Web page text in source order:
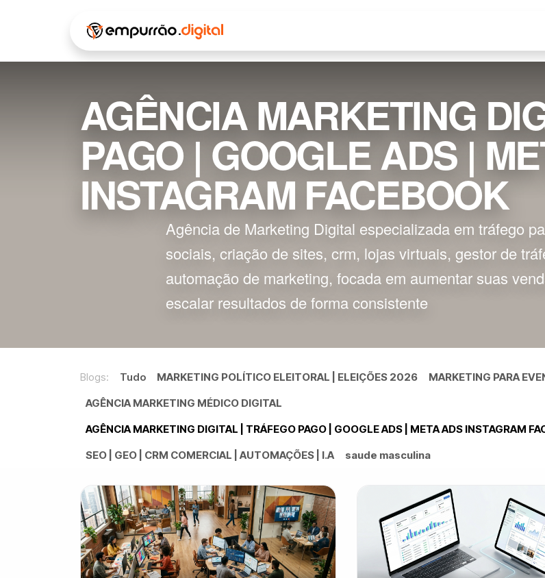
AGÊNCIA MARKETING
PAGO | GOOGLE ADS |
INSTAGRAM FACEBOOK
Agência de Marketing Digital especializada em tráfego
sociais, criação de sites, crm, lojas virtuais, gestor de
automação de marketing, focada em aumentar suas
escalar resultados de forma consistente
Blogs: Tudo MARKETING POLÍTICO ELEITORAL | ELEIÇÕES 2026
MARKETING PARA
AGÊNCIA MARKETING MÉDICO DIGITAL
AGÊNCIA MARKETING DIGITAL | TRÁFEGO PAGO | GOOGLE ADS | META ADS INSTAGRAM
SEO | GEO | CRM COMERCIAL | AUTOMAÇÕES | I.A
saude masculina